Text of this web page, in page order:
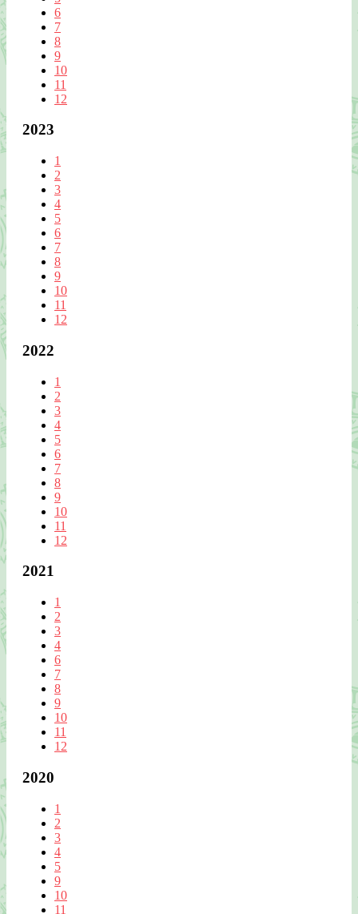
6
7
8
9
10
11
12
2023
1
2
3
4
5
6
7
8
9
10
11
12
2022
1
2
3
4
5
6
7
8
9
10
11
12
2021
1
2
3
4
6
7
8
9
10
11
12
2020
1
2
3
4
5
9
10
11